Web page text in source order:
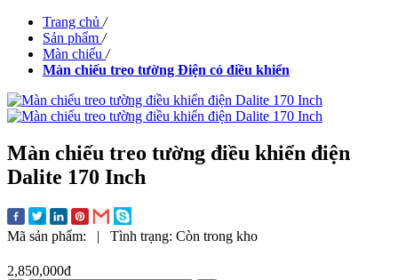
Trang chủ /
Sản phẩm /
Màn chiếu /
Màn chiếu treo tường Điện có điều khiển
Màn chiếu treo tường điều khiển điện
Dalite 170 Inch
Mã sản phẩm: | Tình trạng: Còn trong kho
2,850,000đ